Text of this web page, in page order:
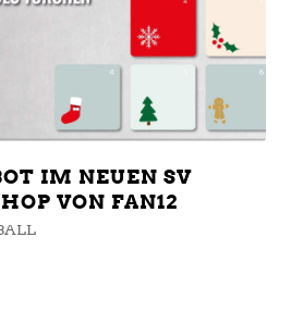
IM NEUEN SV
VON FAN12